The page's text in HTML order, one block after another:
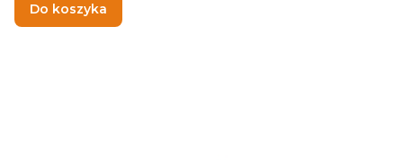
Do koszyka